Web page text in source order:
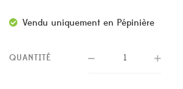
Vendu uniquement en Pépinière
QUANTITÉ